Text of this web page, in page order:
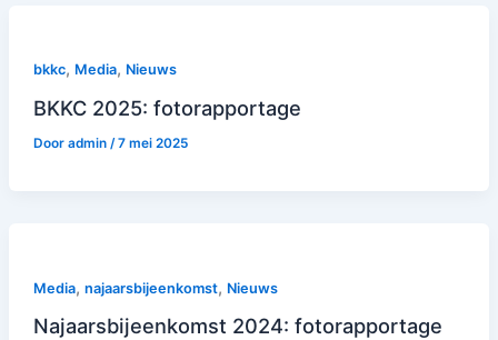
bkkc, Media, Nieuws
BKKC 2025: fotorapportage
Door admin /7 mei 2025
Media, najaarsbijeenkomst, Nieuws
Najaarsbijeenkomst 2024: fotorapportage